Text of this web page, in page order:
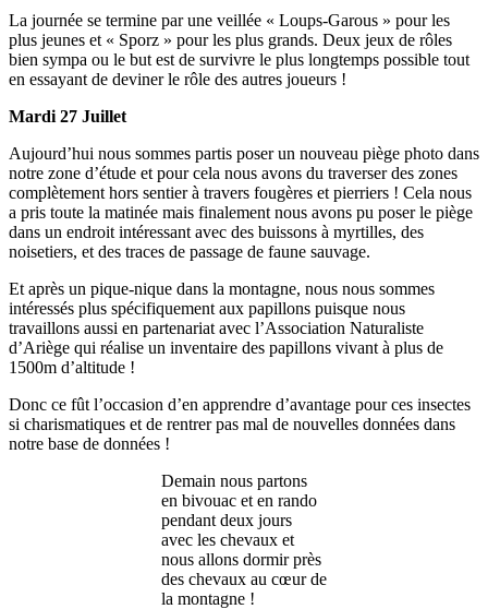
La journée se termine par une veillée « Loups-Garous » pour les
plus jeunes et « Sporz » pour les plus grands. Deux jeux de rôles
bien sympa ou le but est de survivre le plus longtemps possible tout
en essayant de deviner le rôle des autres joueurs !
Mardi 27 Juillet
Aujourd’hui nous sommes partis poser un nouveau piège photo dans
notre zone d’étude et pour cela nous avons du traverser des zones
complètement hors sentier à travers fougères et pierriers ! Cela nous
a pris toute la matinée mais finalement nous avons pu poser le piège
dans un endroit intéressant avec des buissons à myrtilles, des
noisetiers, et des traces de passage de faune sauvage.
Et après un pique-nique dans la montagne, nous nous sommes
intéressés plus spécifiquement aux papillons puisque nous
travaillons aussi en partenariat avec l’Association Naturaliste
d’Ariège qui réalise un inventaire des papillons vivant à plus de
1500m d’altitude !
Donc ce fût l’occasion d’en apprendre d’avantage pour ces insectes
si charismatiques et de rentrer pas mal de nouvelles données dans
notre base de données !
Demain nous partons
en bivouac et en rando
pendant deux jours
avec les chevaux et
nous allons dormir près
des chevaux au cœur de
la montagne !